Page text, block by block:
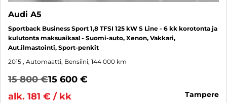
Audi A5
Sportback Business Sport 1,8 TFSI 125 kW S Line - 6 kk korotonta ja
kulutonta maksuaikaa! - Suomi-auto, Xenon, Vakkari,
Aut.ilmastointi, Sport-penkit
2015 , Automaatti, Bensiini, 144 000 km
15 800 €15 600 €
alk. 181 € / kk
tampere